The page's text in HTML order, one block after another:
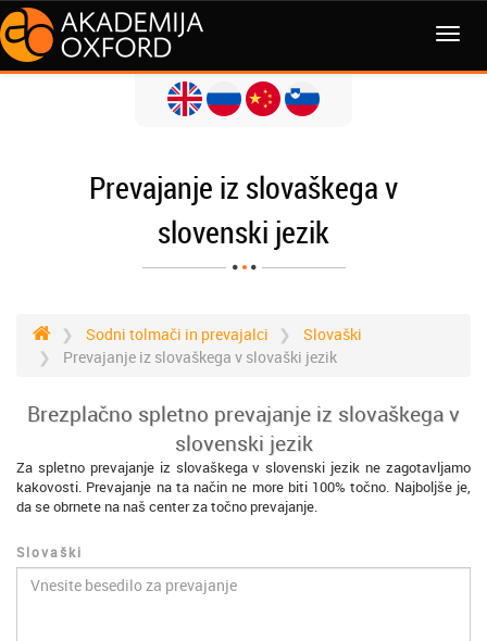
MENI
Prevajanje iz slovaškega v
slovenski jezik
Sodni tolmači in prevajalci
Slovaški
Prevajanje iz slovaškega v slovaški jezik
Brezplačno spletno prevajanje iz slovaškega v
slovenski jezik
Za spletno prevajanje iz slovaškega v slovenski jezik ne zagotavljamo
kakovosti. Prevajanje na ta način ne more biti 100% točno. Najboljše je,
da se obrnete na naš center za točno prevajanje.
Slovaški